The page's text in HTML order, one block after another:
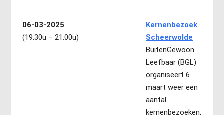
06-03-2025
(19:30u – 21:00u)
Kernenbezoek
Scheerwolde
BuitenGewoon
Leefbaar (BGL)
organiseert 6
maart weer een
aantal
kernenbezoeken,